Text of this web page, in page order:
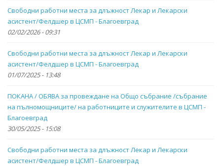
Свободни работни места за длъжност Лекар и Лекарски
асистент/Фелдшер в ЦСМП - Благоевград
02/02/2026 - 09:31
Свободни работни места за длъжност Лекар и Лекарски
асистент/Фелдшер в ЦСМП - Благоевград
01/07/2025 - 13:48
ПОКАНА / ОБЯВА за провеждане на Общо събрание /събрание
на пълномощниците/ на работниците и служителите в ЦСМП -
Благоевград
30/05/2025 - 15:08
Свободни работни места за длъжност Лекар и Лекарски
асистент/Фелдшер в ЦСМП - Благоевград